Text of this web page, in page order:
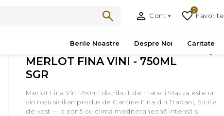
Cont Favorite
0
Berile Noastre Despre Noi Caritate
MERLOT FINA VINI - 750ML
SGR
Merlot Fina Vini 750ml distribuit de Fratelli Mazza este un
vin roșu sicilian produs de Cantine Fina din Trapani, Sicilia
de vest — o zonă cu climă mediteraneană intensă și